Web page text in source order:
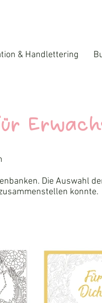
& Handlettering
Die Auswahl
konnte.